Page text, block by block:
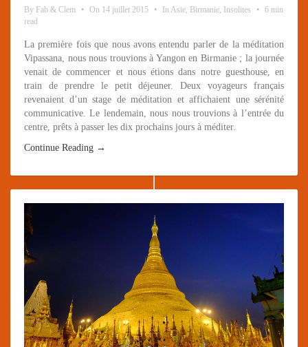
By Fab & Clem • On 14 juillet 2015 • In Asie Birmanie Insolites • 6 min
read
La première fois que nous avons entendu parler de la méditation
Vipassana, nous nous trouvions à Yangon en Birmanie ; la journée
venait de commencer et nous étions dans notre guesthouse, en
train de prendre le petit déjeuner. Deux voyageurs français
revenaient d’un stage de méditation et affichaient une sérénité
communicative. Le lendemain, nous nous trouvions à l’entrée du
centre, prêts à passer les dix prochains jours à méditer.
Continue Reading →